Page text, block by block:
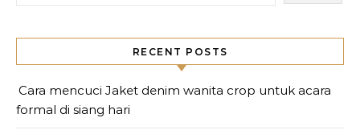
RECENT POSTS
Cara mencuci Jaket denim wanita crop untuk acara
formal di siang hari